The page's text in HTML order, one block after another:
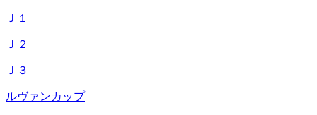
Ｊ１
Ｊ２
Ｊ３
ルヴァンカップ